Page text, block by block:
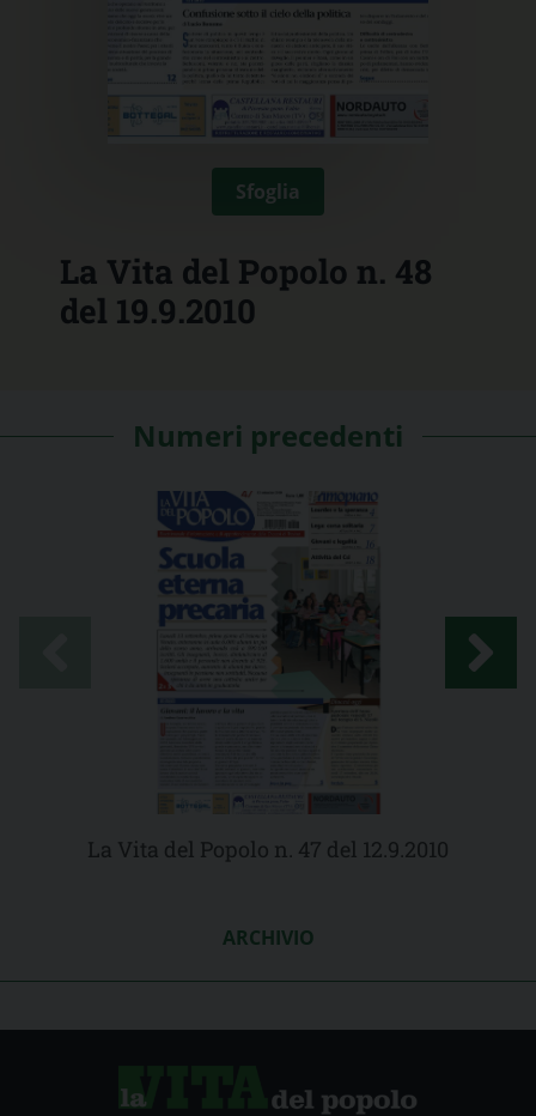
Sfoglia
La Vita del Popolo n. 48
del 19.9.2010
Numeri precedenti
La Vita del Popolo n. 47 del 12.9.2010
ARCHIVIO